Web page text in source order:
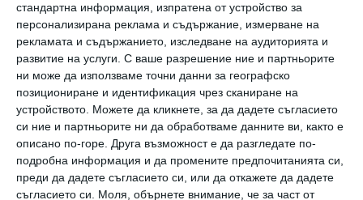
стандартна информация, изпратена от устройство за
персонализирана реклама и съдържание, измерване на
рекламата и съдържанието, изследване на аудиторията и
развитие на услуги. С ваше разрешение ние и партньорите
ни може да използваме точни данни за географско
позициониране и идентификация чрез сканиране на
устройството. Можете да кликнете, за да дадете съгласието
си ние и партньорите ни да обработваме данните ви, както е
описано по-горе. Друга възможност е да разгледате по-
подробна информация и да промените предпочитанията си,
преди да дадете съгласието си, или да откажете да дадете
съгласието си. Моля, обърнете внимание, че за част от
И въпреки че рожденият ден на дъщеря му
наближава, звездата призна пред изданието,
че той и Уотърхаус все още не са започнали
да планират партито.
„Не съм мислил за това. Това е друго нещо,
което трябва да направя“, каза той. Но пък
разкри какви умения е придобил като татко
пред тази първа година.